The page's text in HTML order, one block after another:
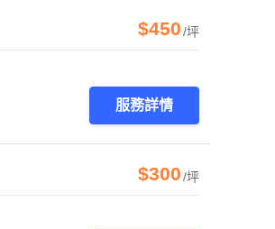
$450/坪
服務詳情
$300/坪